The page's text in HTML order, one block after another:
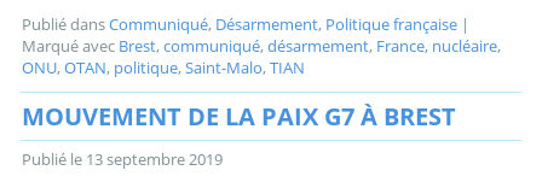
Publié dansCommuniqué, Désarmement, Politique française |
Marqué avec Brest,communiqué,désarmement, France, nucléaire,
ONU,OTAN, politique,Saint-Malo,TIAN
MOUVEMENT DE LA PAIX G7 À BREST
Publié le 13 septembre 2019